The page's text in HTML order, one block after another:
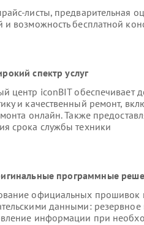
листы, предварительная
и возможность бесплатной
спектр услуг
центр iconBIT обеспечивает
и качественный ремонт,
онлайн. Также
срока службы техники
программные
официальных прошивок
данными:
информации при